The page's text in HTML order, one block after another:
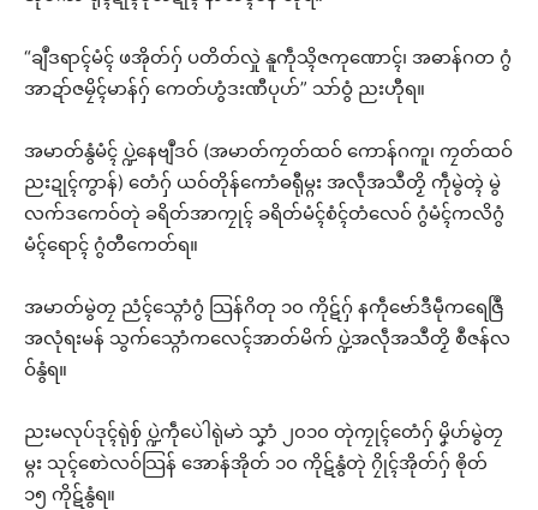
“ချဳဒရာၚ်မံၚ် ဖအိုတ်ဂှ် ပတိတ်လှုဲ နူကဵုသ္ၚိဇကုဏောၚ်၊ အဓာန်ဂတ ဂွံ
အာဍာ်ဇမၠိၚ်မာန်ဂှ် ကေတ်ဟွံဒးဏီပုဟ်” သာ်ဝွံ ညးဟီုရ။
အမာတ်နွံမံၚ် ပ္ဍဲနေဗျဳဒဝ် (အမာတ်ကၠတ်ထဝ် ကောန်ဂကူ၊ ကၠတ်ထဝ်
ညးဍုၚ်ကွာန်) တေံဂှ် ယဝ်တိုန်ကောံဓရီုမ္ဂး အလဵုအသဳတၟိ ကဵုမွဲတ္ၚဲ မွဲ
လက်ဒကေဝ်တုဲ ခရိတ်အာကၠုၚ် ခရိတ်မံၚ်စံၚ်တံလေဝ် ဂွံမံၚ်ကလိဂွံ
မံၚ်ရောၚ် ဂွံတီကေတ်ရ။
အမာတ်မွဲတၠ ညံၚ်သ္ဂောံဂွံ သြန်ဂိတု ၁၀ ကိုဋ်ဂှ် နကဵုဗော်ဒီမဵုကရေဇြဳ
အလုံရးမန် သွက်သ္ဂောံကလေၚ်အာတ်မိက် ပ္ဍဲအလဵုအသဳတၟိ စဳဇန်လ
ဝ်နွံရ။
ညးမလုပ်ဒုၚ်ရုဲစှ် ပ္ဍဲကဵုပေဲါရုဲမာဲ သၞာံ ၂၀၁၀ တုဲကၠုၚ်တေံဂှ် မၞိဟ်မွဲတၠ
မ္ဂး သုၚ်စောဲလဝ်သြန် အောန်အိုတ် ၁၀ ကိုဋ်နွံတုဲ ဂၠိုၚ်အိုတ်ဂှ် ၜိုတ်
၁၅ ကိုဋ်နွံရ။